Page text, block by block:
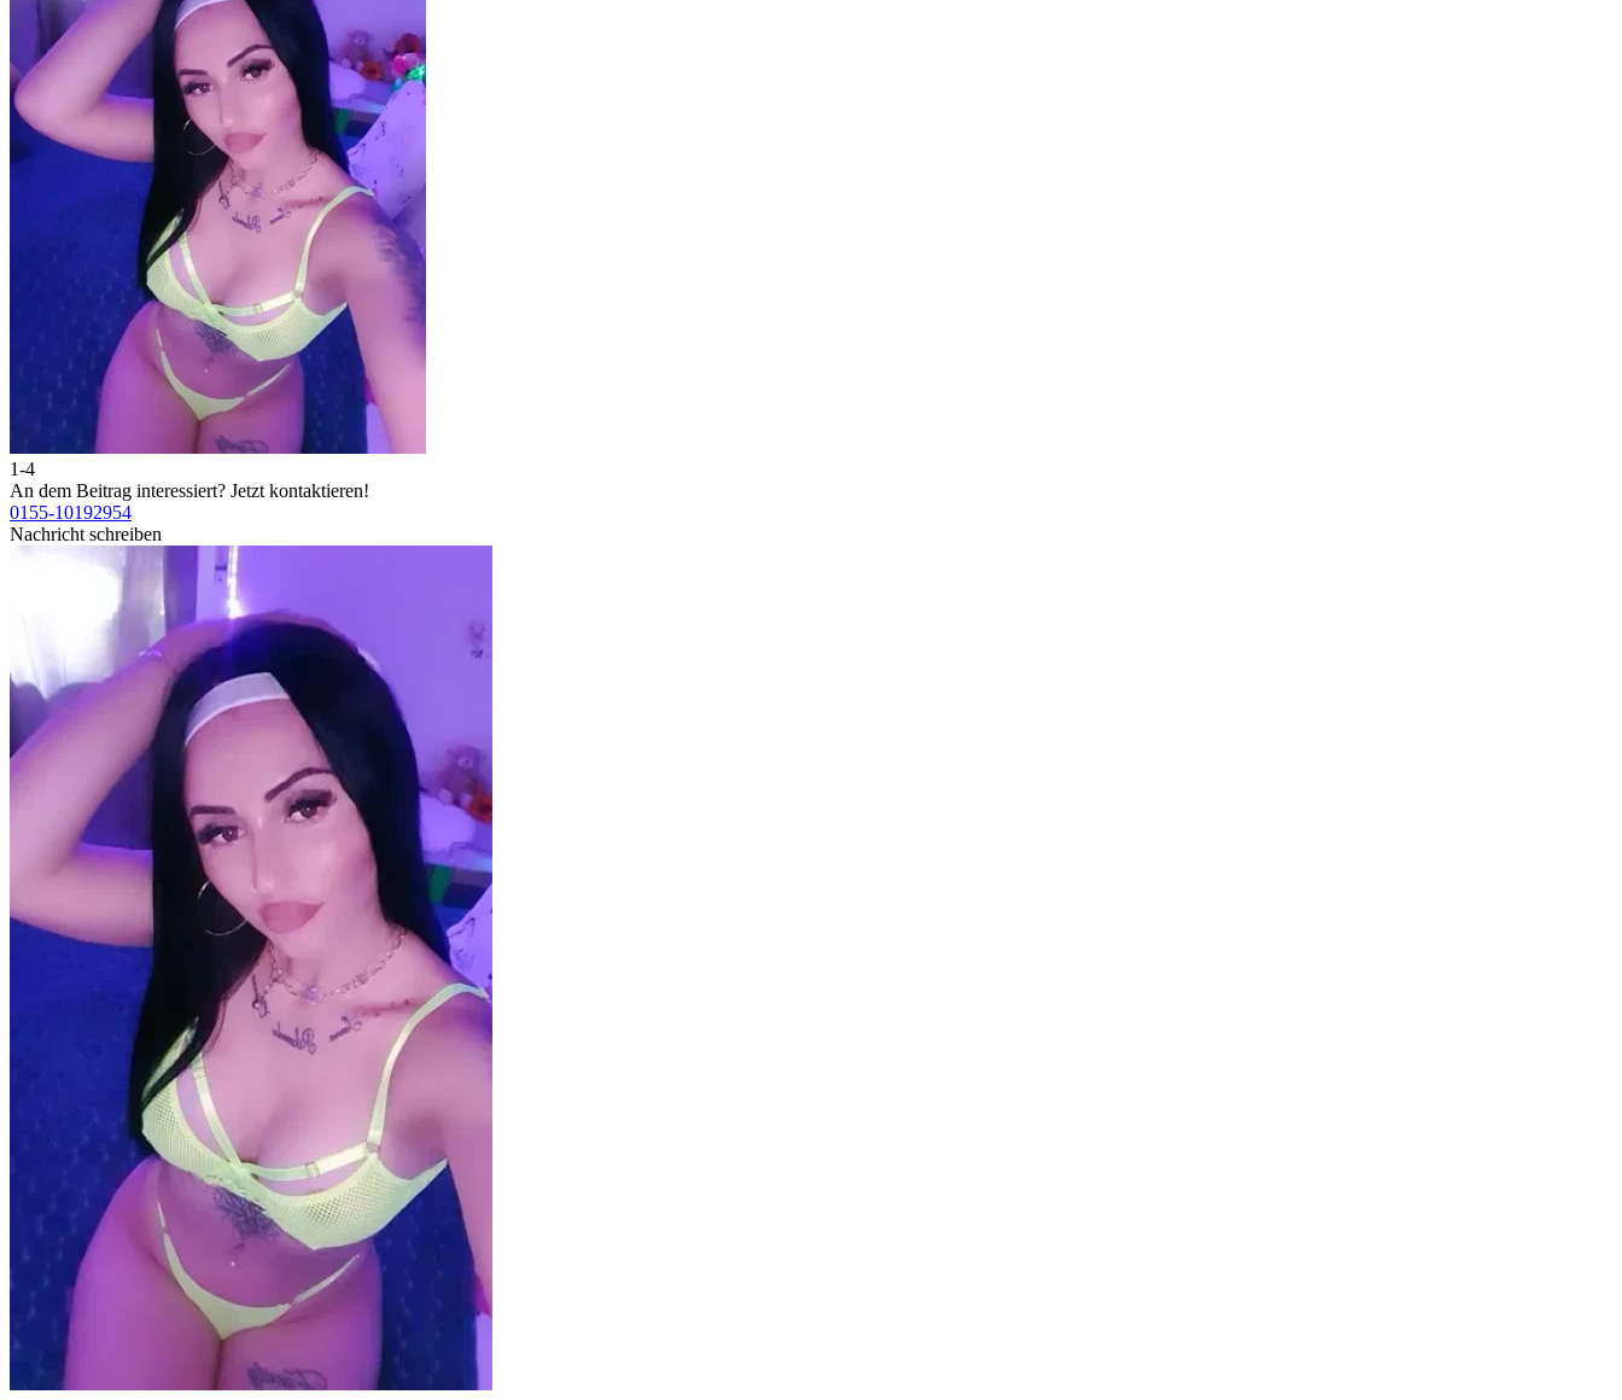
1-4
An dem Beitrag interessiert? Jetzt kontaktieren!
0155-10192954
Nachricht schreiben